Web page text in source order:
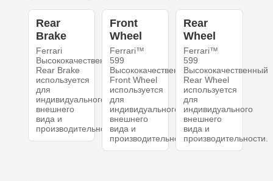
Rear
Brake
Ferrari
Высококачественный
Rear Brake
используется
для
индивидуального
внешнего
вида и
производительности.
Front
Wheel
Ferrari™
599
Высококачественный
Front Wheel
используется
для
индивидуального
внешнего
вида и
производительности.
Rear
Wheel
Ferrari™
599
Высококачественный
Rear Wheel
используется
для
индивидуального
внешнего
вида и
производительности.